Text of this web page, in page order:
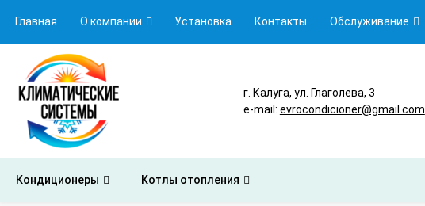
Главная О компании Установка Контакты Обслуживание
г. Калуга, ул. Глаголева, 3
e-mail: evrocondicioner@gmail.com
Кондиционеры Котлы отопления